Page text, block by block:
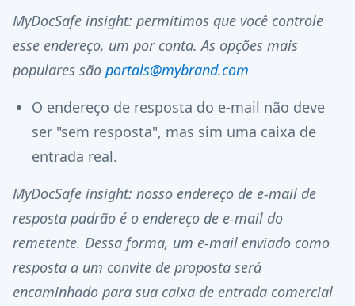
MyDocSafe insight: permitimos que você controle
esse endereço, um por conta. As opções mais
populares são portals@mybrand.com
O endereço de resposta do e-mail não deve
ser "sem resposta", mas sim uma caixa de
entrada real.
MyDocSafe insight: nosso endereço de e-mail de
resposta padrão é o endereço de e-mail do
remetente. Dessa forma, um e-mail enviado como
resposta a um convite de proposta será
encaminhado para sua caixa de entrada comercial